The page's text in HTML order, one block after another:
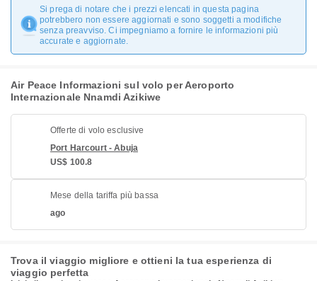
Si prega di notare che i prezzi elencati in questa pagina
potrebbero non essere aggiornati e sono soggetti a modifiche
senza preavviso. Ci impegniamo a fornire le informazioni più
accurate e aggiornate.
Air Peace Informazioni sul volo per Aeroporto
Internazionale Nnamdi Azikiwe
Offerte di volo esclusive
Port Harcourt - Abuja
US$ 100.8
Mese della tariffa più bassa
ago
Trova il viaggio migliore e ottieni la tua esperienza di
viaggio perfetta